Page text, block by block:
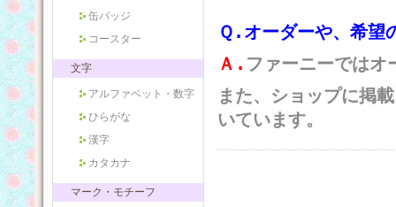
缶バッジ
コースター
文字
アルファベット・数字
ひらがな
漢字
カタカナ
マーク・モチーフ
Ｑ.オーダーや、希望
Ａ. ファーニーではオ
また、ショップに掲
いています。